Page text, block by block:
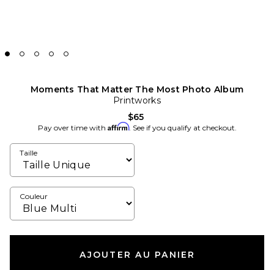
Moments That Matter The Most Photo Album
Printworks
$65
Pay over time with Affirm. See if you qualify at checkout.
Taille
Couleur
AJOUTER AU PANIER